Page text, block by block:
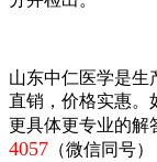
山东中仁医学是生
直销，价格实惠。
更具体更专业的解
4057 （微信同号）